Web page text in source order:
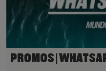
PROMOS |